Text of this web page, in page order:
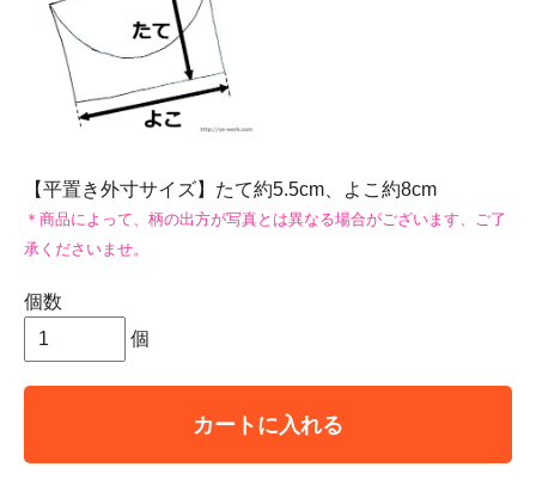
【平置き外寸サイズ】たて約5.5cm、よこ約8cm
＊商品によって、柄の出方が写真とは異なる場合がございます、ご了
承くださいませ。
個数
個
カートに入れる